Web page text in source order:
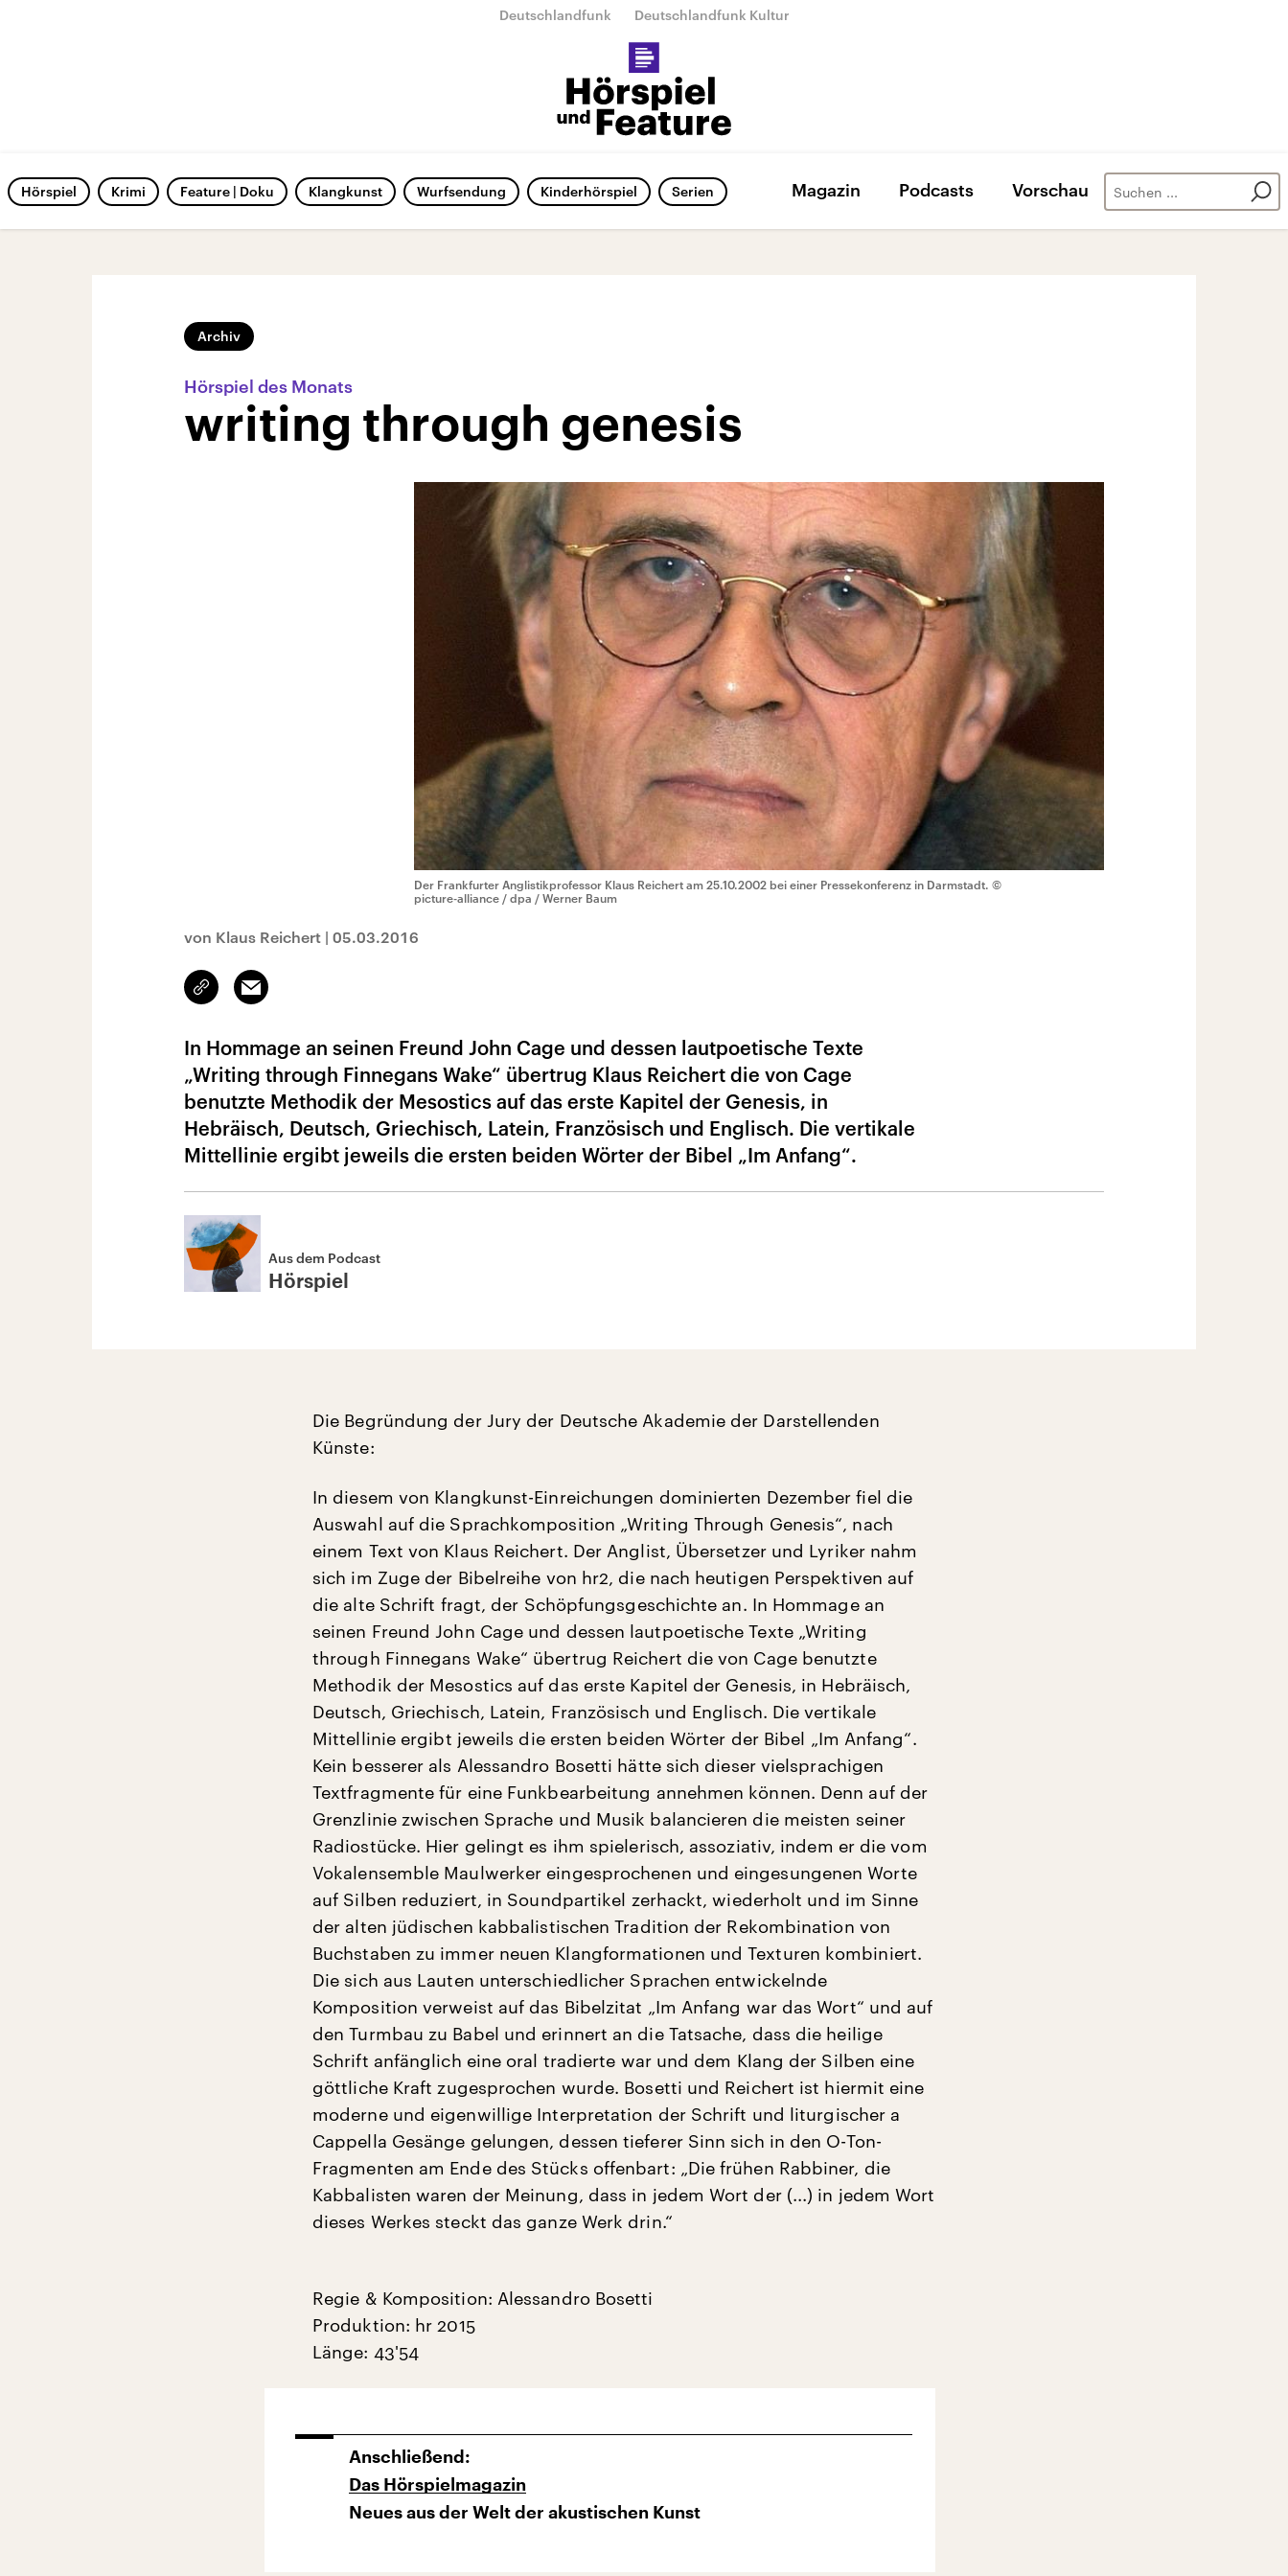
Deutschlandfunk Deutschlandfunk Kultur
Hörspiel Krimi Feature | Doku Klangkunst Wurfsendung Kinderhörspiel Serien Magazin Podcasts Vorschau
Archiv
Hörspiel des Monats
writing through genesis
Der Frankfurter Anglistikprofessor Klaus Reichert am 25.10.2002 bei einer Pressekonferenz in Darmstadt. ©
picture-alliance / dpa / Werner Baum
von Klaus Reichert | 05.03.2016
Link
kopieren/teilen
Email
In Hommage an seinen Freund John Cage und dessen lautpoetische Texte
„Writing through Finnegans Wake“ übertrug Klaus Reichert die von Cage
benutzte Methodik der Mesostics auf das erste Kapitel der Genesis, in
Hebräisch, Deutsch, Griechisch, Latein, Französisch und Englisch. Die vertikale
Mittellinie ergibt jeweils die ersten beiden Wörter der Bibel „Im Anfang“.
Aus dem Podcast
Hörspiel
Die Begründung der Jury der Deutsche Akademie der Darstellenden
Künste:
In diesem von Klangkunst-Einreichungen dominierten Dezember fiel die
Auswahl auf die Sprachkomposition „Writing Through Genesis“, nach
einem Text von Klaus Reichert. Der Anglist, Übersetzer und Lyriker nahm
sich im Zuge der Bibelreihe von hr2, die nach heutigen Perspektiven auf
die alte Schrift fragt, der Schöpfungsgeschichte an. In Hommage an
seinen Freund John Cage und dessen lautpoetische Texte „Writing
through Finnegans Wake“ übertrug Reichert die von Cage benutzte
Methodik der Mesostics auf das erste Kapitel der Genesis, in Hebräisch,
Deutsch, Griechisch, Latein, Französisch und Englisch. Die vertikale
Mittellinie ergibt jeweils die ersten beiden Wörter der Bibel „Im Anfang“.
Kein besserer als Alessandro Bosetti hätte sich dieser vielsprachigen
Textfragmente für eine Funkbearbeitung annehmen können. Denn auf der
Grenzlinie zwischen Sprache und Musik balancieren die meisten seiner
Radiostücke. Hier gelingt es ihm spielerisch, assoziativ, indem er die vom
Vokalensemble Maulwerker eingesprochenen und eingesungenen Worte
auf Silben reduziert, in Soundpartikel zerhackt, wiederholt und im Sinne
der alten jüdischen kabbalistischen Tradition der Rekombination von
Buchstaben zu immer neuen Klangformationen und Texturen kombiniert.
Die sich aus Lauten unterschiedlicher Sprachen entwickelnde
Komposition verweist auf das Bibelzitat „Im Anfang war das Wort“ und auf
den Turmbau zu Babel und erinnert an die Tatsache, dass die heilige
Schrift anfänglich eine oral tradierte war und dem Klang der Silben eine
göttliche Kraft zugesprochen wurde. Bosetti und Reichert ist hiermit eine
moderne und eigenwillige Interpretation der Schrift und liturgischer a
Cappella Gesänge gelungen, dessen tieferer Sinn sich in den O-Ton-
Fragmenten am Ende des Stücks offenbart: „Die frühen Rabbiner, die
Kabbalisten waren der Meinung, dass in jedem Wort der (...) in jedem Wort
dieses Werkes steckt das ganze Werk drin.“
Regie & Komposition: Alessandro Bosetti
Produktion: hr 2015
Länge: 43'54
Anschließend:
Das Hörspielmagazin
Neues aus der Welt der akustischen Kunst